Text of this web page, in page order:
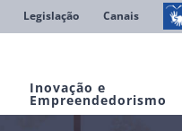
Legislação Canais
Inovação e
Empreendedorismo